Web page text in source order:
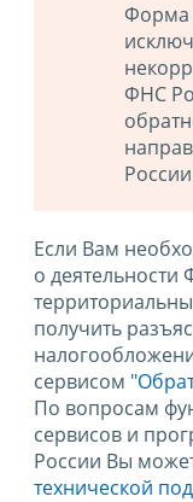
Форма
ФНС
Если Вам
о деятельности
получить
сервисом
По вопросам
сервисов и
России Вы
технической